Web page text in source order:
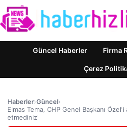
Güncel Haberler Firma
Çerez
Haberler›Güncel›
Elmas Tema, CHP Genel Başkanı Özel'i
etmediniz'